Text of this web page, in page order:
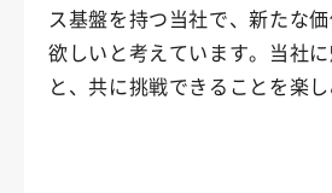
ス基盤を持つ当社で、新たな
欲しいと考えています。当社
と、共に挑戦できることを楽し